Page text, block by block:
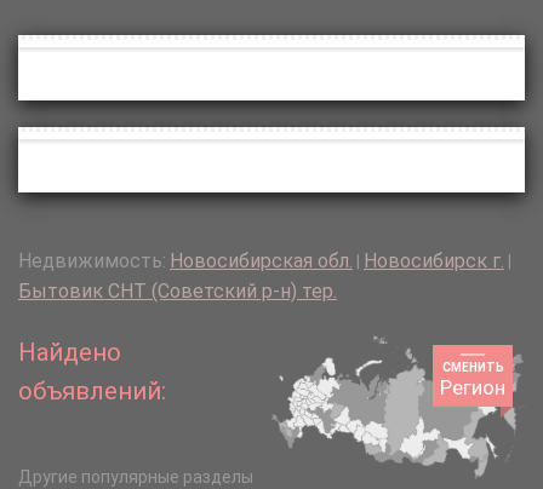
Недвижимость: Новосибирская обл. Новосибирск г.
Бытовик СНТ (Советский р-н) тер.
СМЕНИТЬ
Регион
Найдено
объявлений:
Другие популярные разделы